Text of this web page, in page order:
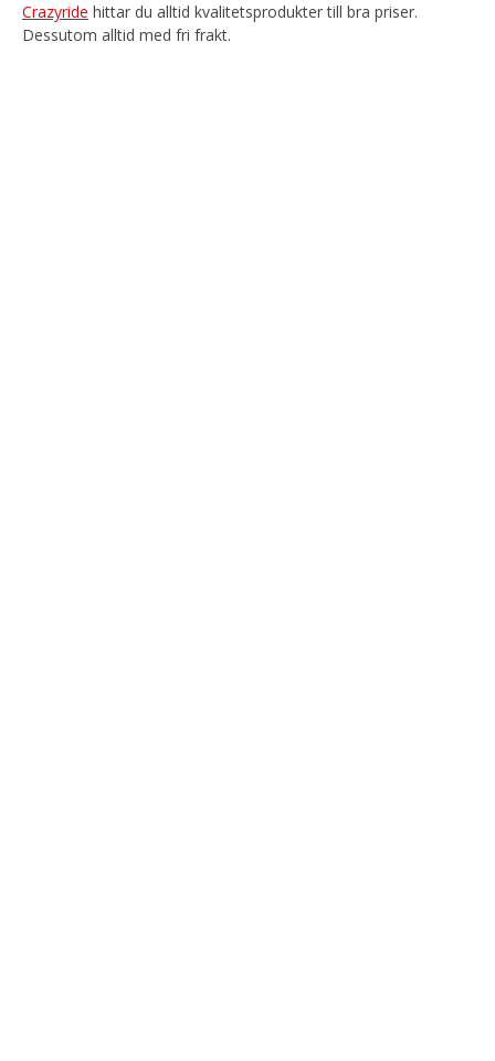
Crazyride hittar du alltid kvalitetsprodukter till bra priser.
Dessutom alltid med fri frakt.